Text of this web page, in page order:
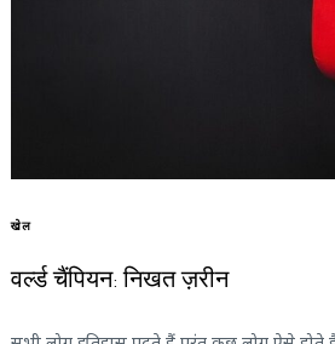
खेल
वर्ल्ड चैंपियन: निखत ज़रीन